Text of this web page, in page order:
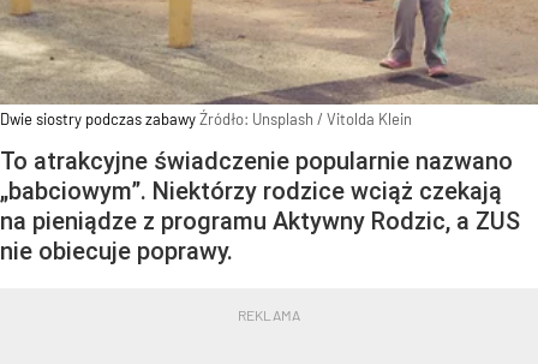
Dwie siostry podczas zabawyŹródło: Unsplash / Vitolda Klein
To atrakcyjne świadczenie popularnie nazwano
„babciowym”. Niektórzy rodzice wciąż czekają
na pieniądze z programu Aktywny Rodzic, a ZUS
nie obiecuje poprawy.